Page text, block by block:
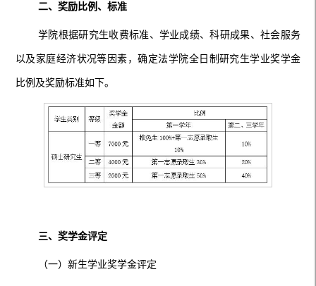
二、奖励比例、标准
学院根据研究生收费标准、学业成绩、科研成果、社会服务
以及家庭经济状况等因素，确定法学院全日制研究生学业奖学金
比例及奖励标准如下。
三、奖学金评定
（一）新生学业奖学金评定